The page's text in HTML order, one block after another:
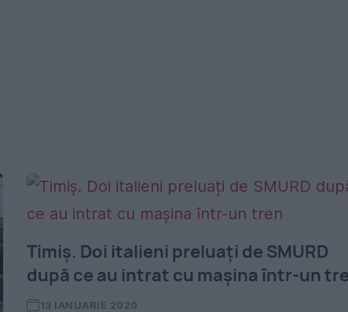
Timiș. Doi italieni preluați de SMURD
după ce au intrat cu mașina într-un
13 IANUARIE 2020